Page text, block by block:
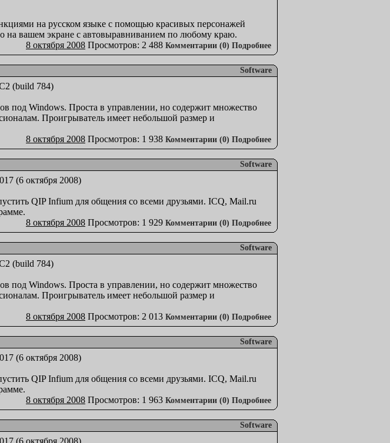
на русском языке с помощью красивых персонажей
на вашем экране с автовыравниванием по любому краю.
8 октября 2008 Просмотров: 2 488 Комментарии (0) Подробнее
Software
под Windows. Проста в управлении, но содержит множество
Проигрыватель имеет небольшой размер и
8 октября 2008 Просмотров: 1 938 Комментарии (0) Подробнее
Software
QIP Infium для общения со всеми друзьями. ICQ, Mail.ru
8 октября 2008 Просмотров: 1 929 Комментарии (0) Подробнее
Software
под Windows. Проста в управлении, но содержит множество
Проигрыватель имеет небольшой размер и
8 октября 2008 Просмотров: 2 013 Комментарии (0) Подробнее
Software
QIP Infium для общения со всеми друзьями. ICQ, Mail.ru
8 октября 2008 Просмотров: 1 963 Комментарии (0) Подробнее
Software